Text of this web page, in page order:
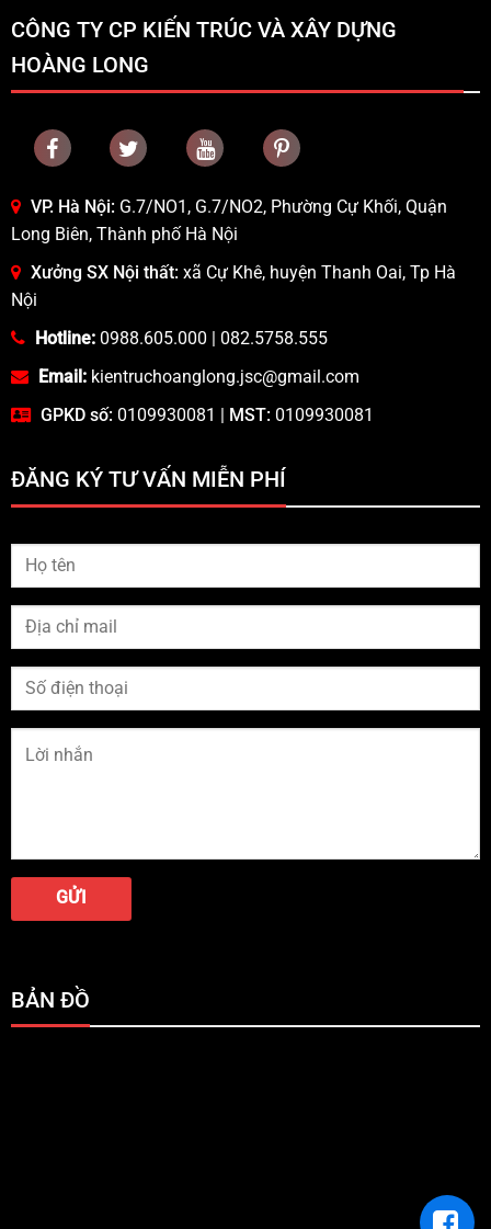
CÔNG TY CP KIẾN TRÚC VÀ XÂY DỰNG
HOÀNG LONG
VP. Hà Nội: G.7/NO1, G.7/NO2, Phường Cự Khối, Quận
Long Biên, Thành phố Hà Nội
Xưởng SX Nội thất: xã Cự Khê, huyện Thanh Oai, Tp Hà
Nội
Hotline: 0988.605.000
082.5758.555
Email: kientruchoanglong.jsc@gmail.com
GPKD số: 0109930081 | MST: 0109930081
ĐĂNG KÝ TƯ VẤN MIỄN PHÍ
BẢN ĐỒ